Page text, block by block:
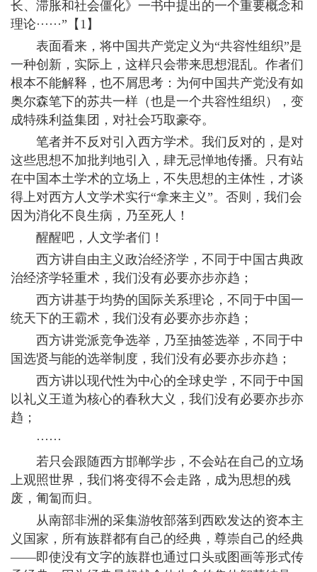
长、滞胀和社会僵化》一书中提出的一个重要概念和
理论······”【1】
表面看来，将中国共产党定义为“共容性组织”是
一种创新，实际上，这样只会带来思想混乱。作者们
根本不能解释，也不屑思考：为何中国共产党没有如
奥尔森笔下的苏共一样（也是一个共容性组织），变
成特殊利益集团，对社会巧取豪夺。
笔者并不反对引入西方学术。我们反对的，是对
这些思想不加批判地引入，肆无忌惮地传播。只有站
在中国本土学术的立场上，不失思想的主体性，才谈
得上对西方人文学术实行“拿来主义”。否则，我们会
因为消化不良生病，乃至死人！
醒醒吧，人文学者们！
西方讲自由主义政治经济学，不同于中国古典政
治经济学轻重术，我们没有必要亦步亦趋；
西方讲基于均势的国际关系理论，不同于中国一
统天下的王霸术，我们没有必要亦步亦趋；
西方讲党派竞争选举，乃至抽签选举，不同于中
国选贤与能的选举制度，我们没有必要亦步亦趋；
西方讲以现代性为中心的全球史学，不同于中国
以礼义王道为核心的春秋大义，我们没有必要亦步亦
趋；
······
若只会跟随西方邯郸学步，不会站在自己的立场
上观照世界，我们将变得不会走路，成为思想的残
废，匍匐而归。
从南部非洲的采集游牧部落到西欧发达的资本主
义国家，所有族群都有自己的经典，尊崇自己的经典
——即使没有文字的族群也通过口头或图画等形式传